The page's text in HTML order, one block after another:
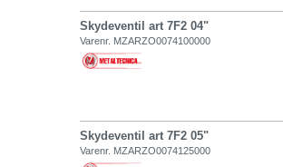
Skydeventil art 7F2 04"
Varenr. MZARZO0074100000
Skydeventil art 7F2 05"
Varenr. MZARZO0074125000